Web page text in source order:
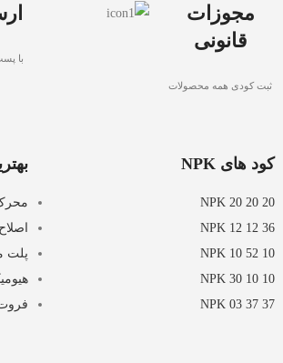
مجوزات
قانونی
ثبت کودی همه محصولات
با
کود های NPK
NPK 20 20 20
NPK 12 12 36
NPK 10 52 10
NPK 30 10 10
NPK 03 37 37
پلت